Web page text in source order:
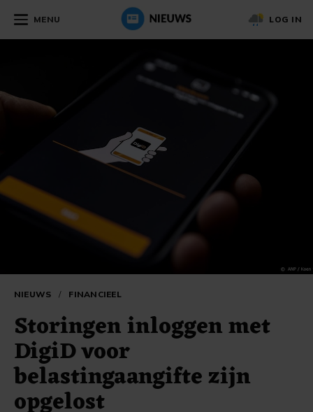
MENU LOG IN
NIEUWS / FINANCIEEL
Storingen inloggen met
DigiD voor
belastingaangifte zijn
opgelost